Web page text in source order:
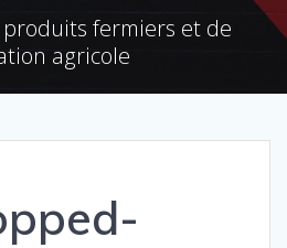
fermiers et de
agricole